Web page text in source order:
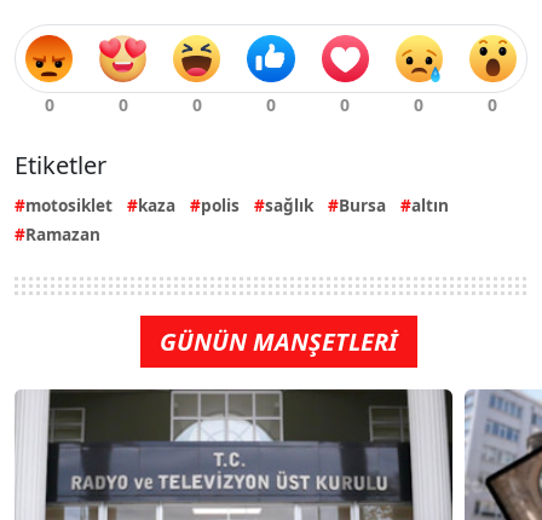
Etiketler
motosiklet kaza polis sağlık Bursa
altın
Ramazan
GÜNÜN MANŞETLERİ